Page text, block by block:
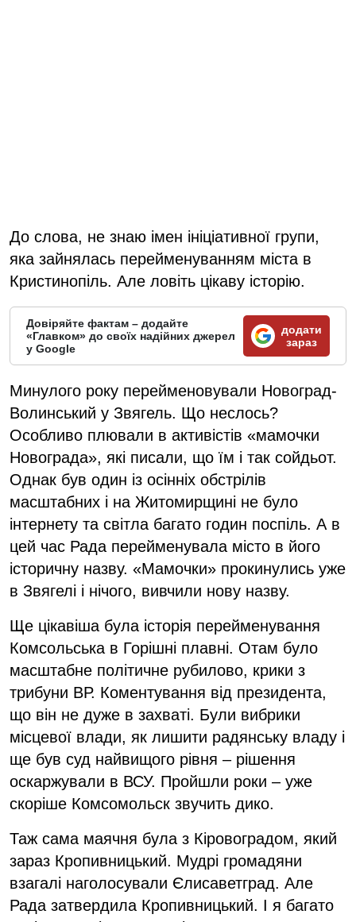
До слова, не знаю імен ініціативної групи,
яка зайнялась перейменуванням міста в
Кристинопіль. Але ловіть цікаву історію.
Довіряйте фактам – додайте
«Главком» до своїх надійних джерел
у Google
додати
зараз
Минулого року перейменовували Новоград-
Волинський у Звягель. Що неслось?
Особливо плювали в активістів «мамочки
Новограда», які писали, що їм і так сойдьот.
Однак був один із осінніх обстрілів
масштабних і на Житомирщині не було
інтернету та світла багато годин поспіль. А в
цей час Рада перейменувала місто в його
історичну назву. «Мамочки» прокинулись уже
в Звягелі і нічого, вивчили нову назву.
Ще цікавіша була історія перейменування
Комсольська в Горішні плавні. Отам було
масштабне політичне рубилово, крики з
трибуни ВР. Коментування від президента,
що він не дуже в захваті. Були вибрики
місцевої влади, як лишити радянську владу і
ще був суд найвищого рівня – рішення
оскаржували в ВСУ. Пройшли роки – уже
скоріше Комсомольск звучить дико.
Таж сама маячня була з Кіровоградом, який
зараз Кропивницький. Мудрі громадяни
взагалі наголосували Єлисаветград. Але
Рада затвердила Кропивницький. І я багато